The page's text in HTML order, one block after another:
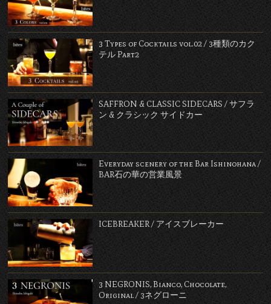
3 Types of Cocktails vol.02 / 3種類のカク
テル Part2
SAFFRON & CLASSIC SIDECARS / サフラ
ン & クラシック サイドカー
Everyday scenery of the Bar Ishinohana /
BAR石の華の営業風景
ICEBREAKER / アイスブレーカー
3 NEGRONIS, Bianco, Chocolate,
Original / 3ネグローニ